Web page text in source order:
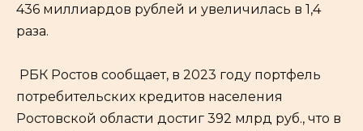
436 миллиардов рублей и увеличилась в 1,4
раза.
РБК Ростов сообщает, в 2023 году портфель
потребительских кредитов населения
Ростовской области достиг 392 млрд руб., что в